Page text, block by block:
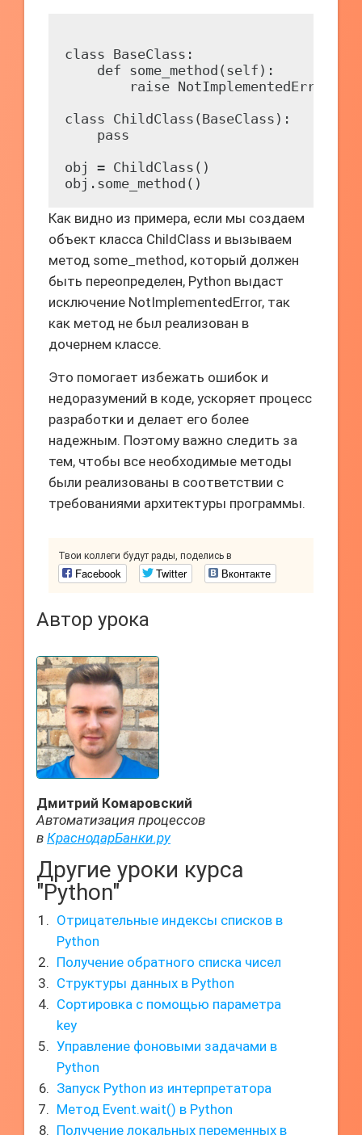
class BaseClass:
    def some_method(self):
raise
class ChildClass(BaseClass):
    pass
obj = ChildClass()
Как видно из примера, если мы создаем
объект класса ChildClass и вызываем
метод some_method, который должен
быть переопределен, Python выдаст
исключение NotImplementedError, так
как метод не был реализован в
дочернем классе.
Это помогает избежать ошибок и
недоразумений в коде, ускоряет процесс
разработки и делает его более
надежным. Поэтому важно следить за
тем, чтобы все необходимые методы
были реализованы в соответствии с
требованиями архитектуры программы.
Твои коллеги будут рады, поделись в
Facebook Twitter Вконтакте
Автор урока
Дмитрий Комаровский
Автоматизация процессов
в КраснодарБанки.ру
Другие уроки курса
"Python"
Отрицательные индексы списков в
Python
Получение обратного списка чисел
Структуры данных в Python
Сортировка с помощью параметра
key
Управление фоновыми задачами в
Python
Запуск Python из интерпретатора
Метод Event.wait() в Python
Получение локальных переменных в